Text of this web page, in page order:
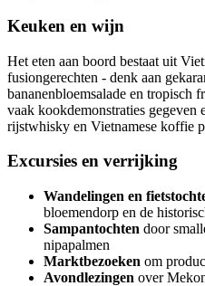
Keuken en wijn
Het eten aan boord bestaat uit
fusiongerechten - denk aan
bananenbloemsalade en tropisch
vaak kookdemonstraties
rijstwhisky en Vietnamese koffie
Excursies en verrijking
Wandelingen en
bloemendorp en de
Sampantochten door
nipapalmen
Marktbezoeken om
Avondlezingen over